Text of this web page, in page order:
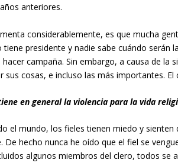
anteriores.
considerablemente, es que mucha
presidente y nadie sabe cuándo serán
campaña. Sin embargo, a causa de la
sus cosas, e incluso las más importantes. El
en general la violencia para la vida
el mundo, los fieles tienen miedo y sienten
De hecho nunca he oído que el fiel se
algunos miembros del clero, todos se